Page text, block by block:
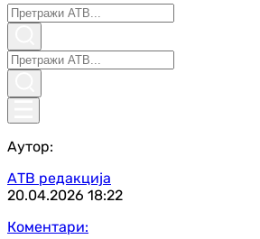
Аутор:
АТВ редакција
20.04.2026 18:22
Коментари: